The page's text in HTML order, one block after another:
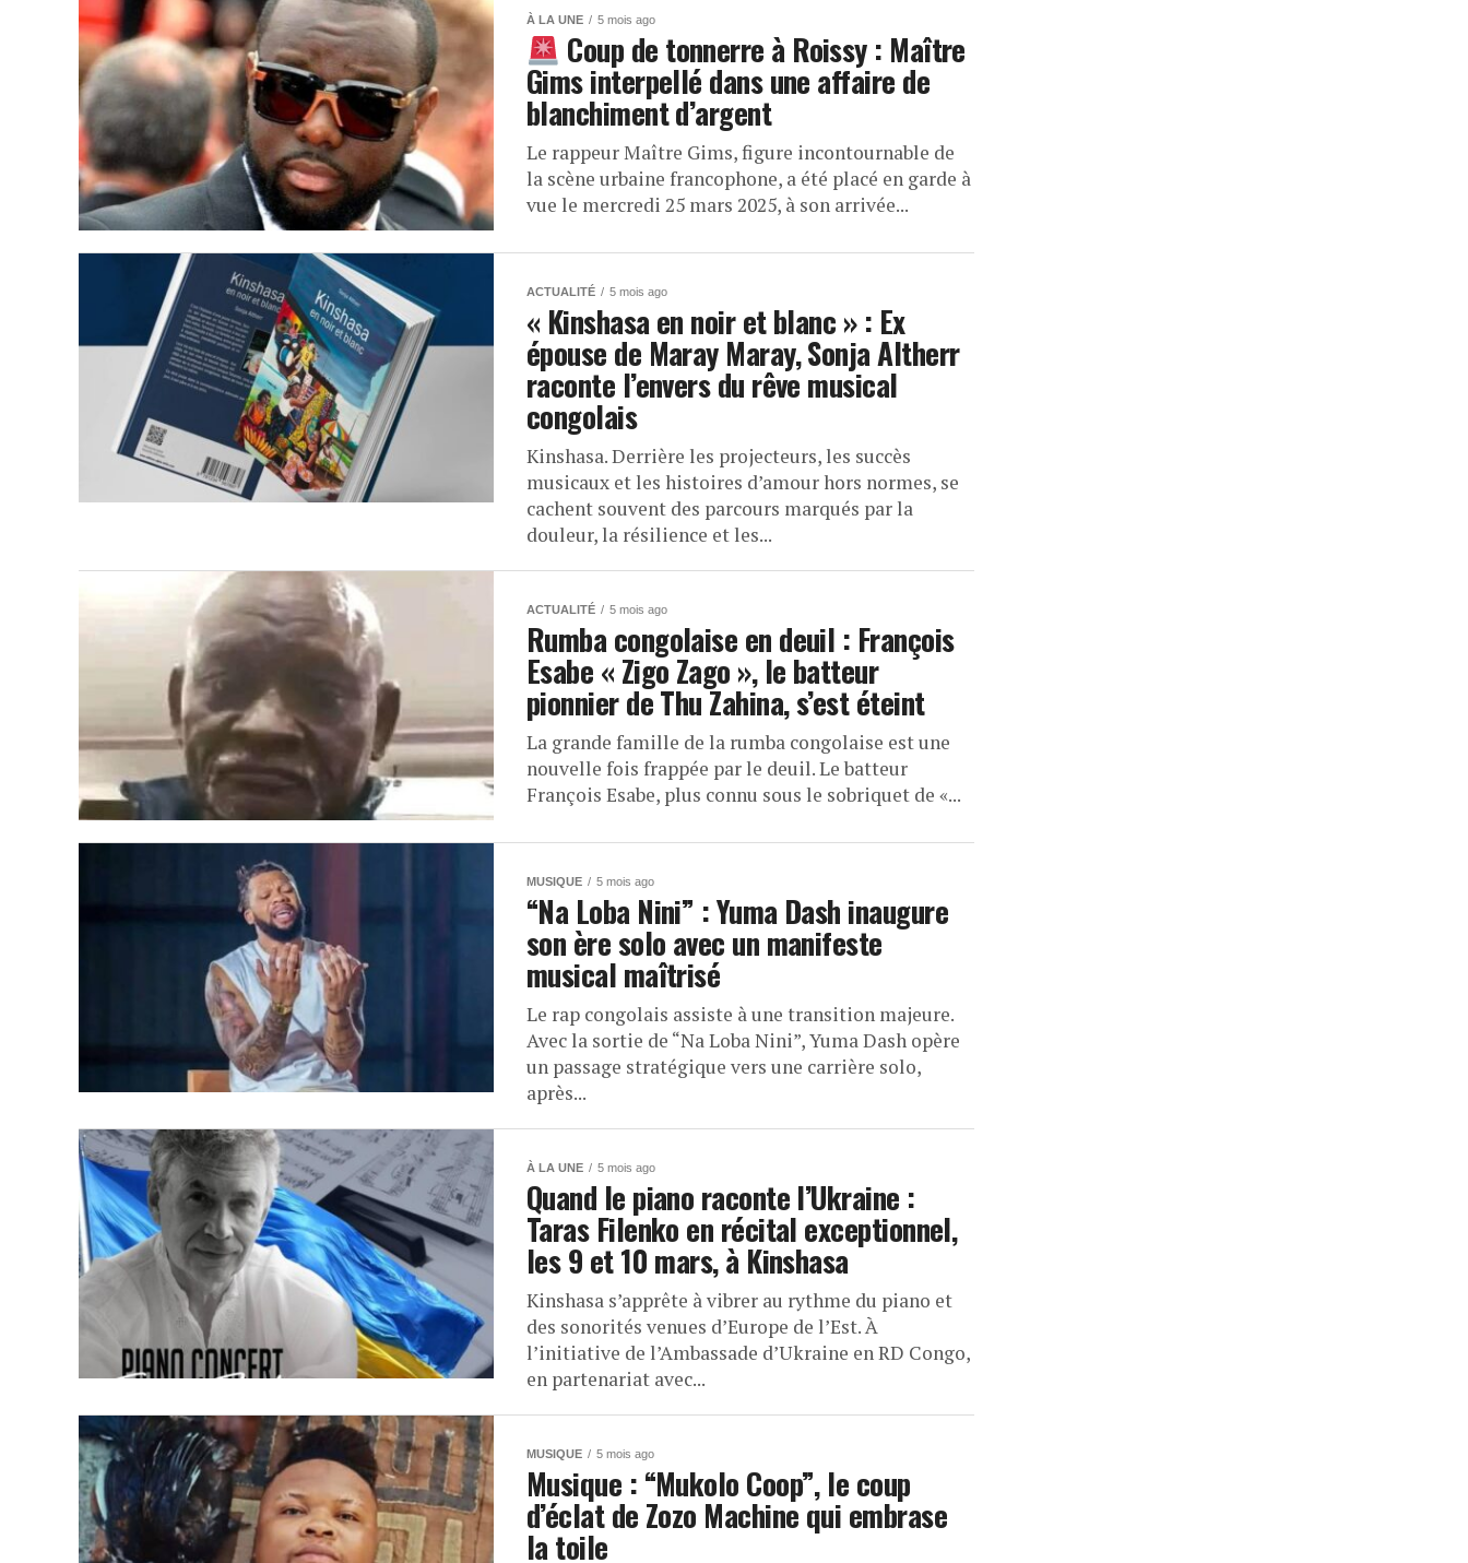
À LA UNE 5 mois ago
Coup de tonnerre à Roissy : Maître
Gims interpellé dans une affaire de
blanchiment d’argent
Le rappeur Maître Gims, figure incontournable de
la scène urbaine francophone, a été placé en garde à
vue le mercredi 25 mars 2025, à son arrivée...
ACTUALITÉ 5 mois ago
« Kinshasa en noir et blanc » : Ex
épouse de Maray Maray, Sonja Altherr
raconte l’envers du rêve musical
congolais
Kinshasa. Derrière les projecteurs, les succès
musicaux et les histoires d’amour hors normes, se
cachent souvent des parcours marqués par la
douleur, la résilience et les...
ACTUALITÉ 5 mois ago
Rumba congolaise en deuil : François
Esabe « Zigo Zago », le batteur
pionnier de Thu Zahina, s’est éteint
La grande famille de la rumba congolaise est une
nouvelle fois frappée par le deuil. Le batteur
François Esabe, plus connu sous le sobriquet de «...
MUSIQUE 5 mois ago
“Na Loba Nini” : Yuma Dash inaugure
son ère solo avec un manifeste
musical maîtrisé
Le rap congolais assiste à une transition majeure.
Avec la sortie de “Na Loba Nini”, Yuma Dash opère
un passage stratégique vers une carrière solo,
après...
À LA UNE 5 mois ago
Quand le piano raconte l’Ukraine :
Taras Filenko en récital exceptionnel,
les 9 et 10 mars, à Kinshasa
Kinshasa s’apprête à vibrer au rythme du piano et
des sonorités venues d’Europe de l’Est. À
l’initiative de l’Ambassade d’Ukraine en RD Congo,
en partenariat avec...
MUSIQUE 5 mois ago
Musique : “Mukolo Coop”, le coup
d’éclat de Zozo Machine qui embrase
la toile